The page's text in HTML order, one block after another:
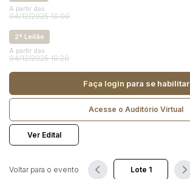
A partir das
04/12/2025 10:00
2ª Leilão
A partir das
04/12/2025 10:20
Faça login para se habilitar
Acesse o Auditório Virtual
Ver Edital
Voltar para o evento